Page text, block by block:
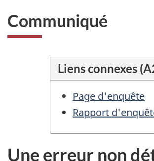
Communiqué
Liens connexes
Page d'enquête
Rapport
Une erreur non